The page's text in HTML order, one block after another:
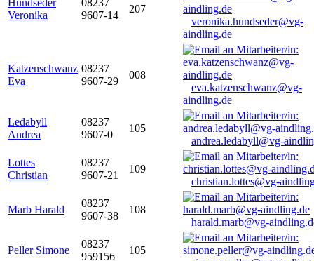
Hundseder
Veronika
08237
9607-14
207
veronika.hundseder@vg-
aindling.de
Katzenschwanz
Eva
08237
9607-29
008
eva.katzenschwanz@vg-
aindling.de
Ledabyll
Andrea
08237
9607-0
105
andrea.ledabyll@vg-
Lottes
Christian
08237
9607-21
109
christian.lottes@vg-
Marb Harald
08237
9607-38
108
harald.marb@vg-
Peller Simone
08237
959156
105